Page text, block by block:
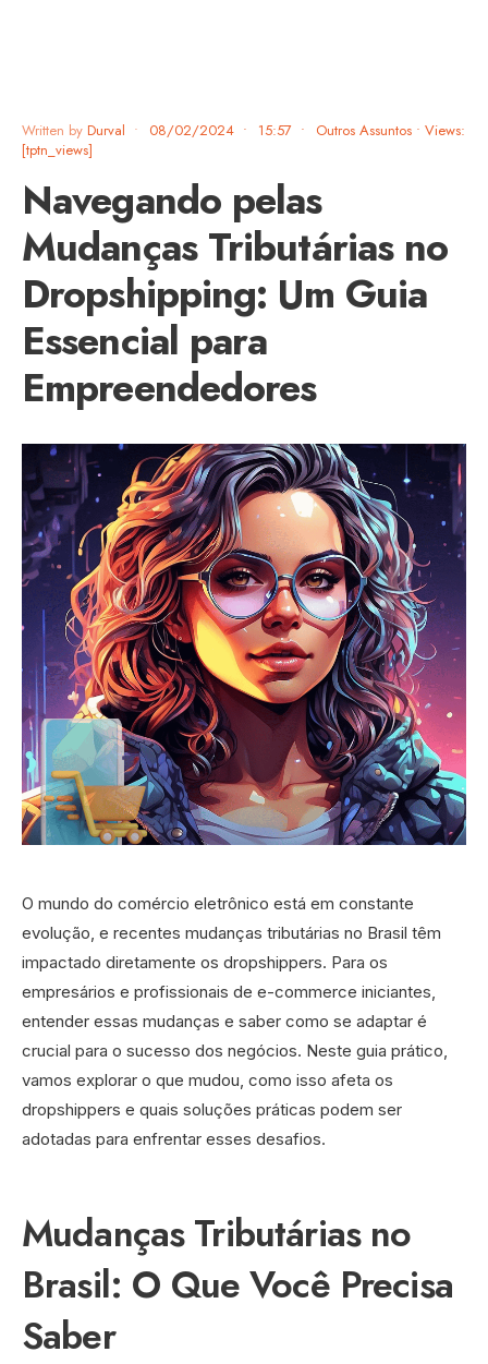
Written by Durval • 08/02/2024 • 15:57 • Outros Assuntos • Views:
[tptn_views]
Navegando pelas
Mudanças Tributárias no
Dropshipping: Um Guia
Essencial para
Empreendedores
O mundo do comércio eletrônico está em constante
evolução, e recentes mudanças tributárias no Brasil têm
impactado diretamente os dropshippers. Para os
empresários e profissionais de e-commerce iniciantes,
entender essas mudanças e saber como se adaptar é
crucial para o sucesso dos negócios. Neste guia prático,
vamos explorar o que mudou, como isso afeta os
dropshippers e quais soluções práticas podem ser
adotadas para enfrentar esses desafios.
Mudanças Tributárias no
Brasil: O Que Você Precisa
Saber